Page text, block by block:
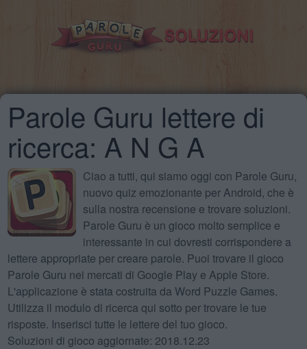
Parole Guru lettere di
ricerca: A N G A
Ciao a tutti, qui siamo oggi con Parole Guru,
nuovo quiz emozionante per Android, che è
sulla nostra recensione e trovare soluzioni.
Parole Guru è un gioco molto semplice e
interessante in cui dovresti corrispondere a
lettere appropriate per creare parole. Puoi trovare il gioco
Parole Guru nei mercati di Google Play e Apple Store.
L'applicazione è stata costruita da Word Puzzle Games.
Utilizza il modulo di ricerca qui sotto per trovare le tue
risposte. Inserisci tutte le lettere del tuo gioco.
Soluzioni di gioco aggiornate: 2018.12.23